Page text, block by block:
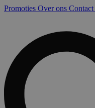
Promoties Over ons Contact